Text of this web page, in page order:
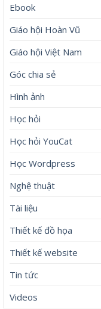
Ebook
Giáo hội Hoàn Vũ
Giáo hội Việt Nam
Góc chia sẻ
Hình ảnh
Học hỏi
Học hỏi YouCat
Học Wordpress
Nghệ thuật
Tài liệu
Thiết kế đồ họa
Thiết kế website
Tin tức
Videos